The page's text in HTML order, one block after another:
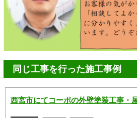
同じ工事を行った施工事例
西宮市にてコーポの外壁塗装工事・